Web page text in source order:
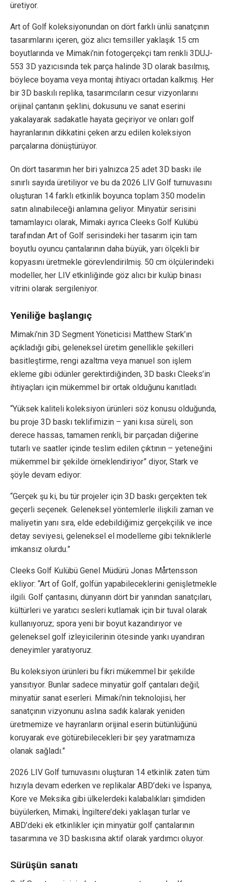
üretiyor.
Art of Golf koleksiyonundan on dört farklı ünlü sanatçının
tasarımlarını içeren, göz alıcı temsiller yaklaşık 15 cm
boyutlarında ve Mimaki’nin fotogerçekçi tam renkli 3DUJ-
553 3D yazıcısında tek parça halinde 3D olarak basılmış,
böylece boyama veya montaj ihtiyacı ortadan kalkmış. Her
bir 3D baskılı replika, tasarımcıların cesur vizyonlarını
orijinal çantanın şeklini, dokusunu ve sanat eserini
yakalayarak sadakatle hayata geçiriyor ve onları golf
hayranlarının dikkatini çeken arzu edilen koleksiyon
parçalarına dönüştürüyor.
On dört tasarımın her biri yalnızca 25 adet 3D baskı ile
sınırlı sayıda üretiliyor ve bu da 2026 LIV Golf turnuvasını
oluşturan 14 farklı etkinlik boyunca toplam 350 modelin
satın alınabileceği anlamına geliyor. Minyatür serisini
tamamlayıcı olarak, Mimaki ayrıca Cleeks Golf Kulübü
tarafından Art of Golf serisindeki her tasarım için tam
boyutlu oyuncu çantalarının daha büyük, yarı ölçekli bir
kopyasını üretmekle görevlendirilmiş. 50 cm ölçülerindeki
modeller, her LIV etkinliğinde göz alıcı bir kulüp binası
vitrini olarak sergileniyor.
Yeniliğe başlangıç
Mimaki’nin 3D Segment Yöneticisi Matthew Stark’ın
açıkladığı gibi, geleneksel üretim genellikle şekilleri
basitleştirme, rengi azaltma veya manuel son işlem
ekleme gibi ödünler gerektirdiğinden, 3D baskı Cleeks’in
ihtiyaçları için mükemmel bir ortak olduğunu kanıtladı.
“Yüksek kaliteli koleksiyon ürünleri söz konusu olduğunda,
bu proje 3D baskı teklifimizin – yani kısa süreli, son
derece hassas, tamamen renkli, bir parçadan diğerine
tutarlı ve saatler içinde teslim edilen çıktının – yeteneğini
mükemmel bir şekilde örneklendiriyor” diyor, Stark ve
şöyle devam ediyor:
“Gerçek şu ki, bu tür projeler için 3D baskı gerçekten tek
geçerli seçenek. Geleneksel yöntemlerle ilişkili zaman ve
maliyetin yanı sıra, elde edebildiğimiz gerçekçilik ve ince
detay seviyesi, geleneksel el modelleme gibi tekniklerle
imkansız olurdu.”
Cleeks Golf Kulübü Genel Müdürü Jonas Mårtensson
ekliyor: “Art of Golf, golfün yapabileceklerini genişletmekle
ilgili. Golf çantasını, dünyanın dört bir yanından sanatçıları,
kültürleri ve yaratıcı sesleri kutlamak için bir tuval olarak
kullanıyoruz; spora yeni bir boyut kazandırıyor ve
geleneksel golf izleyicilerinin ötesinde yankı uyandıran
deneyimler yaratıyoruz.
Bu koleksiyon ürünleri bu fikri mükemmel bir şekilde
yansıtıyor. Bunlar sadece minyatür golf çantaları değil;
minyatür sanat eserleri. Mimaki’nin teknolojisi, her
sanatçının vizyonunu aslına sadık kalarak yeniden
üretmemize ve hayranların orijinal eserin bütünlüğünü
koruyarak eve götürebilecekleri bir şey yaratmamıza
olanak sağladı.”
2026 LIV Golf turnuvasını oluşturan 14 etkinlik zaten tüm
hızıyla devam ederken ve replikalar ABD’deki ve İspanya,
Kore ve Meksika gibi ülkelerdeki kalabalıkları şimdiden
büyülerken, Mimaki, İngiltere’deki yaklaşan turlar ve
ABD’deki ek etkinlikler için minyatür golf çantalarının
tasarımına ve 3D baskısına aktif olarak yardımcı oluyor.
Sürüşün sanatı